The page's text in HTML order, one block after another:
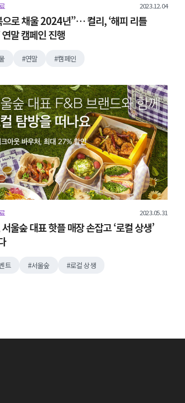
2023.12.04
으로 채울 2024년”… 컬리, ‘해피 리틀
연말 캠페인 진행
연말 캠페인
2023.05.31
울숲 대표 핫플 매장 손잡고 ‘로컬 상생’
트 서울숲 로컬 상생